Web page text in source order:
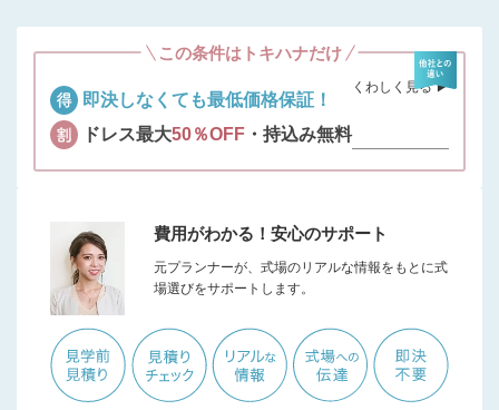
この条件はトキハナだけ
即決しなくても最低価格保証！
ドレス最大50％OFF ・持込み無料
くわしく見る ▶︎
費用がわかる！安心のサポート
元プランナーが、式場のリアルな情報をもとに式
場選びをサポートします。